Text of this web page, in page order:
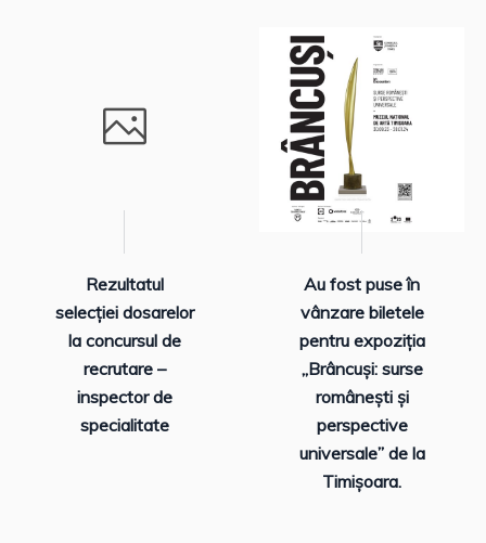
Rezultatul
selecției dosarelor
la concursul de
recrutare –
inspector de
specialitate
Au fost puse în
vânzare biletele
pentru expoziția
„Brâncuși: surse
românești și
perspective
universale” de la
Timișoara.